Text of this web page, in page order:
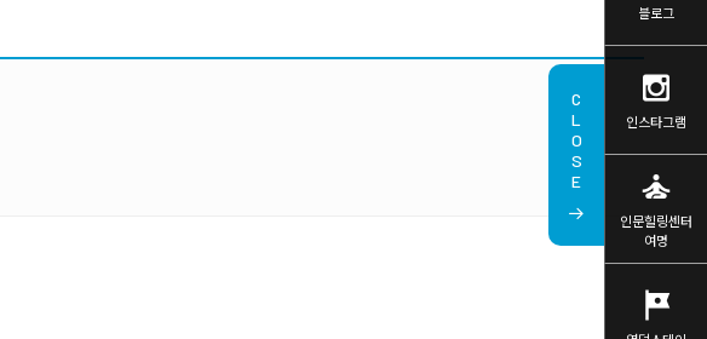
블로그
인스타그램
self_improvement
인문힐링센터
여명
tour
CLOSE